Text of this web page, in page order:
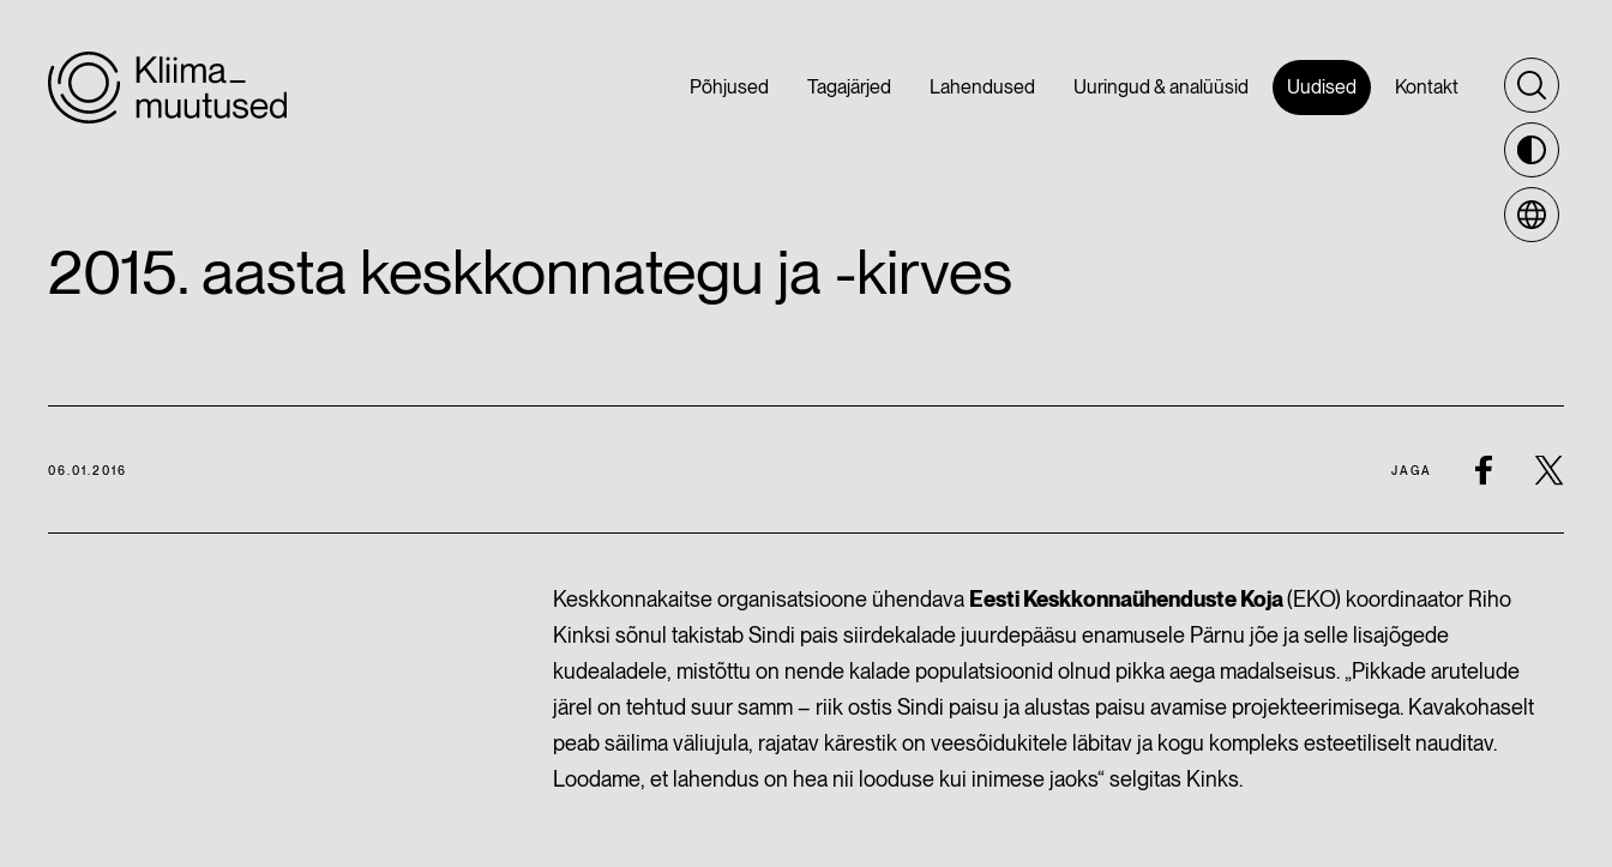
Põhjused Tagajärjed Lahendused Uuringud & analüüsid Uudised Kontakt
2015. aasta keskkonnategu ja -kirves
06.01.2016 JAGA
Keskkonnakaitse organisatsioone ühendava Eesti Keskkonnaühenduste Koja(EKO) koordinaator Riho
Kinksi sõnul takistab Sindi pais siirdekalade juurdepääsu enamusele Pärnu jõe ja selle lisajõgede
kudealadele, mistõttu on nende kalade populatsioonid olnud pikka aega madalseisus. „Pikkade arutelude
järel on tehtud suur samm – riik ostis Sindi paisu ja alustas paisu avamise projekteerimisega. Kavakohaselt
peab säilima väliujula, rajatav kärestik on veesõidukitele läbitav ja kogu kompleks esteetiliselt nauditav.
Loodame, et lahendus on hea nii looduse kui inimese jaoks“ selgitas Kinks.